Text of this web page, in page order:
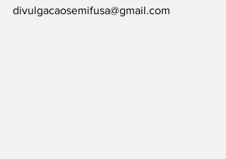
divulgacaosemifusa@gmail.com